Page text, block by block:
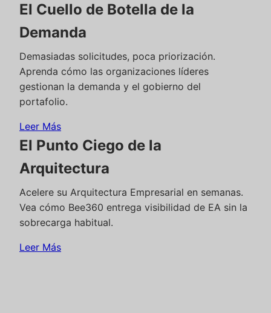
El Cuello de Botella de la
Demanda
Demasiadas solicitudes, poca priorización.
Aprenda cómo las organizaciones líderes
gestionan la demanda y el gobierno del
portafolio.
Leer Más
El Punto Ciego de la
Arquitectura
Acelere su Arquitectura Empresarial en semanas.
Vea cómo Bee360 entrega visibilidad de EA sin la
sobrecarga habitual.
Leer Más